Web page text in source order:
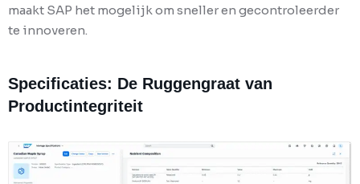
maakt SAP het mogelijk om sneller en gecontroleerder
te innoveren.
Specificaties: De Ruggengraat van
Productintegriteit